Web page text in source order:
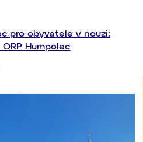
pro obyvatele v nouzi:
Humpolec